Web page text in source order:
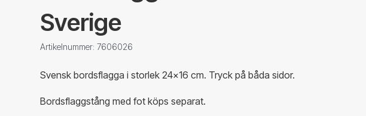
Sverige
Artikelnummer: 7606026
Svensk bordsflagga i storlek 24x16 cm. Tryck på båda sidor.
Bordsflaggstång med fot köps separat.